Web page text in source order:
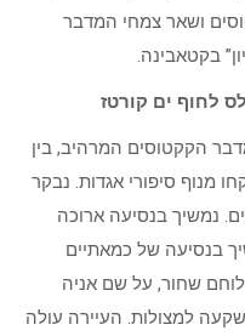
ושאר צמחי המדבר
בקטאבינה.
הקקטוסים המרהיב, בין
מנוף סיפורי אגדות. נבקר
נמשיך בנסיעה ארוכה
בנסיעה של כמאתיים
לוחם שחור, על שם אניה
למצולות. העיירה עולה